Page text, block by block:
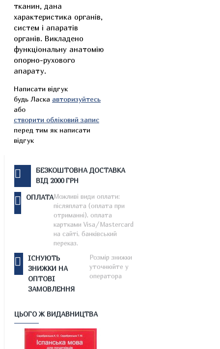
тканин, дана
характеристика органів,
систем і апаратів
органів. Викладено
функціональну анатомію
опорно-рухового
апарату.
Написати відгук
будь Ласка авторизуйтесь
або
створити обліковий запис
перед тим як написати
відгук
БЕЗКОШТОВНА ДОСТАВКА
ВІД 2000 ГРН
ОПЛАТАМожливі види оплати:
післяплата (оплата при
отриманні), оплата
картками Visa/Mastercard
на сайті, банківський
переказ.
ІСНУЮТЬ
ЗНИЖКИ НА
ОПТОВІ
ЗАМОВЛЕННЯ
Розмір знижки
уточнюйте у
оператора
ЦЬОГО Ж ВИДАВНИЦТВА